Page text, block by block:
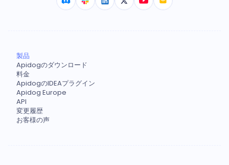
製品
Apidogのダウンロード
料金
ApidogのIDEAプラグイン
Apidog Europe
API
変更履歴
お客様の声